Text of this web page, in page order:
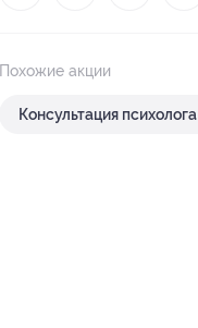
Похожие акции
Консультация психолога